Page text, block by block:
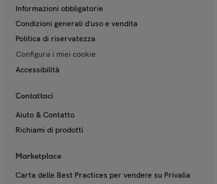
Informazioni obbligatorie
Condizioni generali d'uso e vendita
Politica di riservatezza
Configura i miei cookie
Accessibilità
Contattaci
Aiuto & Contatto
Richiami di prodotti
Marketplace
Carta delle Best Practices per vendere su Privalia